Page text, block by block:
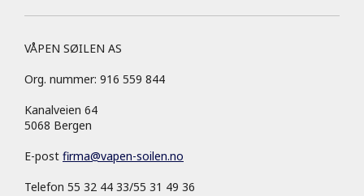
VÅPEN SØILEN AS
Org. nummer: 916 559 844
Kanalveien 64
5068 Bergen
E-post firma@vapen-soilen.no
Telefon 55 32 44 33/55 31 49 36